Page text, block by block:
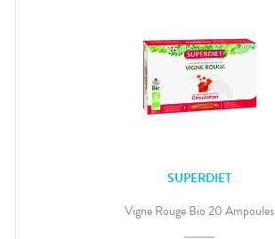
SUPERDIET
Vigne Rouge Bio 20 Ampoules